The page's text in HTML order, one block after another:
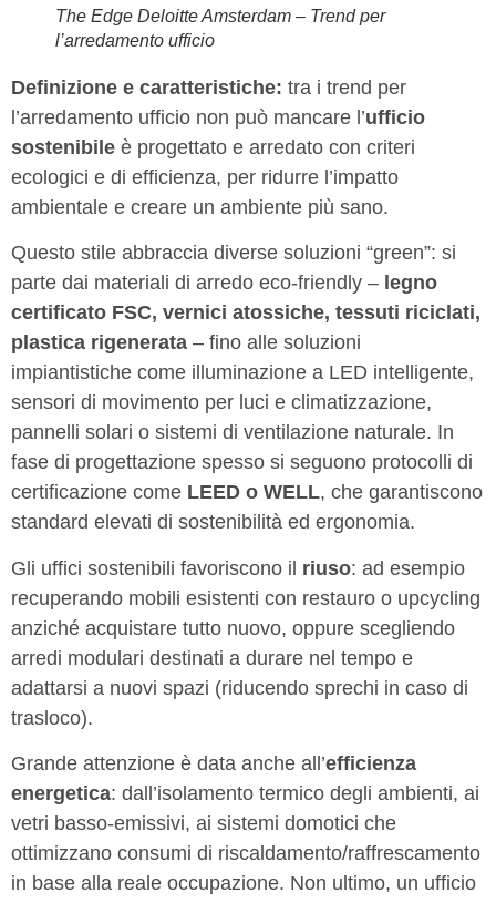
The Edge Deloitte Amsterdam – Trend per
l’arredamento ufficio
Definizione e caratteristiche: tra i trend per
l’arredamento ufficio non può mancare l’ufficio
sostenibile è progettato e arredato con criteri
ecologici e di efficienza, per ridurre l’impatto
ambientale e creare un ambiente più sano.
Questo stile abbraccia diverse soluzioni “green”: si
parte dai materiali di arredo eco-friendly – legno
certificato FSC, vernici atossiche, tessuti riciclati,
plastica rigenerata – fino alle soluzioni
impiantistiche come illuminazione a LED intelligente,
sensori di movimento per luci e climatizzazione,
pannelli solari o sistemi di ventilazione naturale. In
fase di progettazione spesso si seguono protocolli di
certificazione come LEED o WELL, che garantiscono
standard elevati di sostenibilità ed ergonomia.
Gli uffici sostenibili favoriscono il riuso: ad esempio
recuperando mobili esistenti con restauro o upcycling
anziché acquistare tutto nuovo, oppure scegliendo
arredi modulari destinati a durare nel tempo e
adattarsi a nuovi spazi (riducendo sprechi in caso di
trasloco).
Grande attenzione è data anche all’efficienza
energetica: dall’isolamento termico degli ambienti, ai
vetri basso-emissivi, ai sistemi domotici che
ottimizzano consumi di riscaldamento/raffrescamento
in base alla reale occupazione. Non ultimo, un ufficio